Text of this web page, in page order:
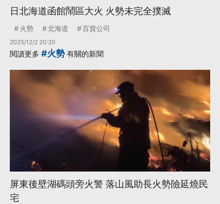
日北海道函館鬧區大火 火勢未完全撲滅
火勢 北海道 百貨公司
2025/12/2 20:20
閱讀更多 #火勢 有關的新聞
屏東後壁湖碼頭旁火警 落山風助長火勢險延燒民
宅